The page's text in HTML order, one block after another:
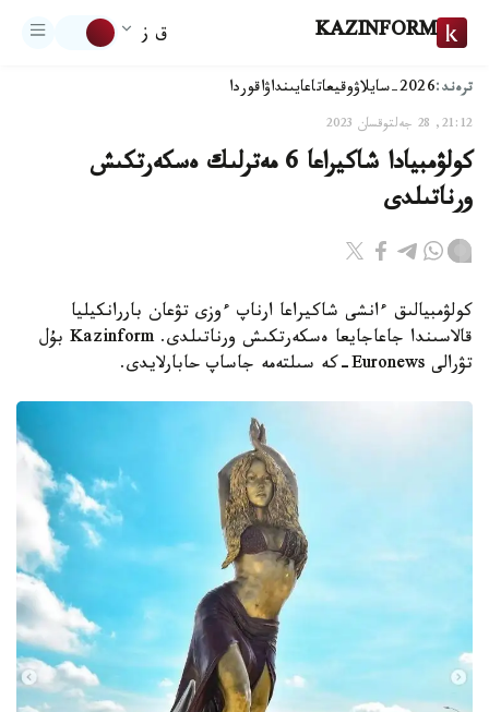
KAZINFORM ق ز
ترەند:2026-سايلاۋ وقيعاتاعايىنداۋاقوردا
21:12, 28 جەلتوقسان 2023
كولۋمبيادا شاكيراعا 6 مەترلىك ەسكەرتكىش
ورناتىلدى
كولۋمبيالىق ءانشى شاكيراعا ارناپ ءوزى تۋعان باررانكيليا
قالاسىندا جاعاجايعا ەسكەرتكىش ورناتىلدى. Kazinform بۇل
تۋرالى Euronews-كە سىلتەمە جاساپ حابارلايدى.